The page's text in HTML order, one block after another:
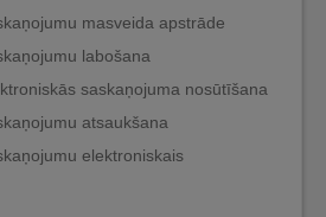
masveida apstrāde
labošana
saskaņojuma nosūtīšana
atsaukšana
elektroniskais